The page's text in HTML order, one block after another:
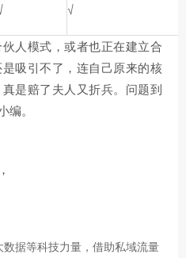
√
人模式，或者也正在建立合
吸引不了，连自己原来的核
是赔了夫人又折兵。问题到
。
据等科技力量，借助私域流量